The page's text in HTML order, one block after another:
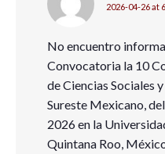
2026-04-26 at
No encuentro
Convocatoria la 10
de Ciencias Sociales
Sureste Mexicano,
2026 en la
Quintana Roo,